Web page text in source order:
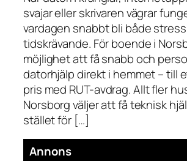
svajar eller skrivaren vägrar
vardagen snabbt bli både
tidskrävande. För boende i
möjlighet att få snabb och
datorhjälp direkt i hemmet – till
pris med RUT-avdrag. Allt fler
Norsborg väljer att få teknisk
stället för […]
Annons